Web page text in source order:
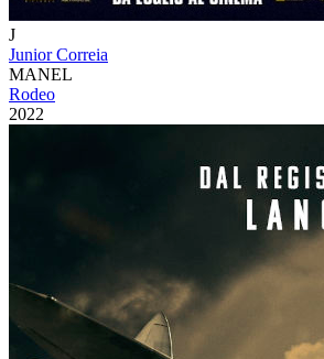
J
Junior Correia
MANEL
Rodeo
2022